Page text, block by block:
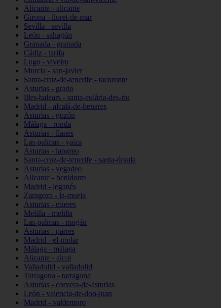
Alicante - alicante
Girona - lloret-de-mar
Sevilla - sevilla
León - sahagún
Granada - granada
Cádiz - tarifa
Lugo - viveiro
Murcia - san-javier
Santa-cruz-de-tenerife - tacoronte
Asturias - grado
Illes-balears - santa-eulària-des-riu
Madrid - alcalá-de-henares
Asturias - gozón
Málaga - ronda
Asturias - llanes
Las-palmas - yaiza
Asturias - langreo
Santa-cruz-de-tenerife - santa-úrsula
Asturias - vegadeo
Alicante - benidorm
Madrid - leganés
Zaragoza - la-muela
Asturias - mieres
Melilla - melilla
Las-palmas - mogán
Asturias - parres
Madrid - el-molar
Málaga - málaga
Alicante - alcoi
Valladolid - valladolid
Tarragona - tarragona
Asturias - corvera-de-asturias
León - valencia-de-don-juan
Madrid - valdemoro